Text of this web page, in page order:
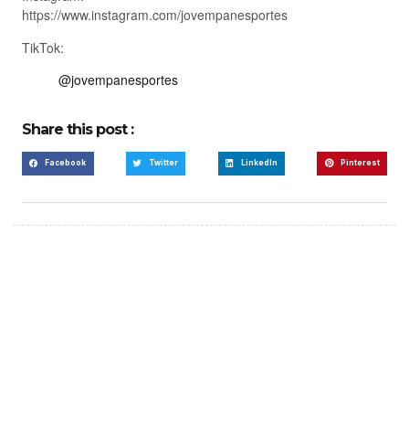
https://www.instagram.com/jovempanesportes
TikTok:
@jovempanesportes
Share this post :
Facebook Twitter LinkedIn Pinterest